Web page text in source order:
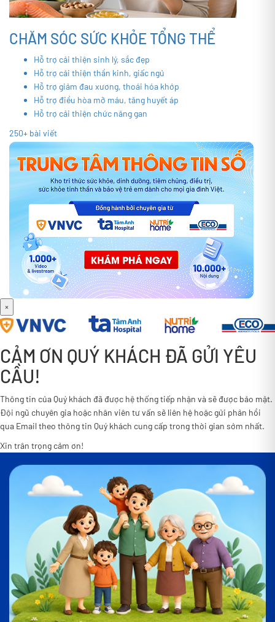
CHĂM SÓC SỨC KHỎE TỔNG THỂ
Hỗ trợ cải thiện sinh lý, sắc đẹp
Hỗ trợ cải thiện thần kinh, giấc ngủ
Hỗ trợ giảm đau xương, thoái hóa khớp
Hỗ trợ điều hòa mỡ máu, tăng huyết áp
Hỗ trợ cải thiện chức năng gan
250+ bài viết
×
CẢM ƠN QUÝ KHÁCH ĐÃ GỬI YÊU
CẦU!
Thông tin của Quý khách đã được hệ thống tiếp nhận và sẽ được bảo mật.
Đội ngũ chuyên gia hoặc nhân viên tư vấn sẽ liên hệ hoặc gửi phản hồi
qua Email theo thông tin Quý khách cung cấp trong thời gian sớm nhất.
Xin trân trọng cảm ơn!